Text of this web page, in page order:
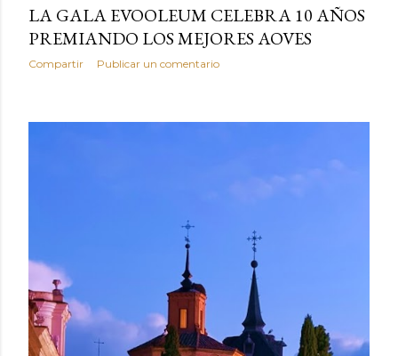
LA GALA EVOOLEUM CELEBRA 10 AÑOS
PREMIANDO LOS MEJORES AOVES
Compartir Publicar un comentario